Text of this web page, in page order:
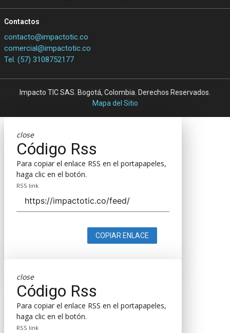
Contactos
contacto@impactotic.co
comercial@impactotic.co
Tel. (57) 3108752177
Impacto TIC SAS. Bogotá, Colombia. Derechos Reservados.
Mapa del Sitio
close
Código Rss
Para copiar el enlace RSS en el portapapeles,
haga clic en el botón.
RSS link
COPIAR ENLACE
close
Código Rss
Para copiar el enlace RSS en el portapapeles,
haga clic en el botón.
RSS link